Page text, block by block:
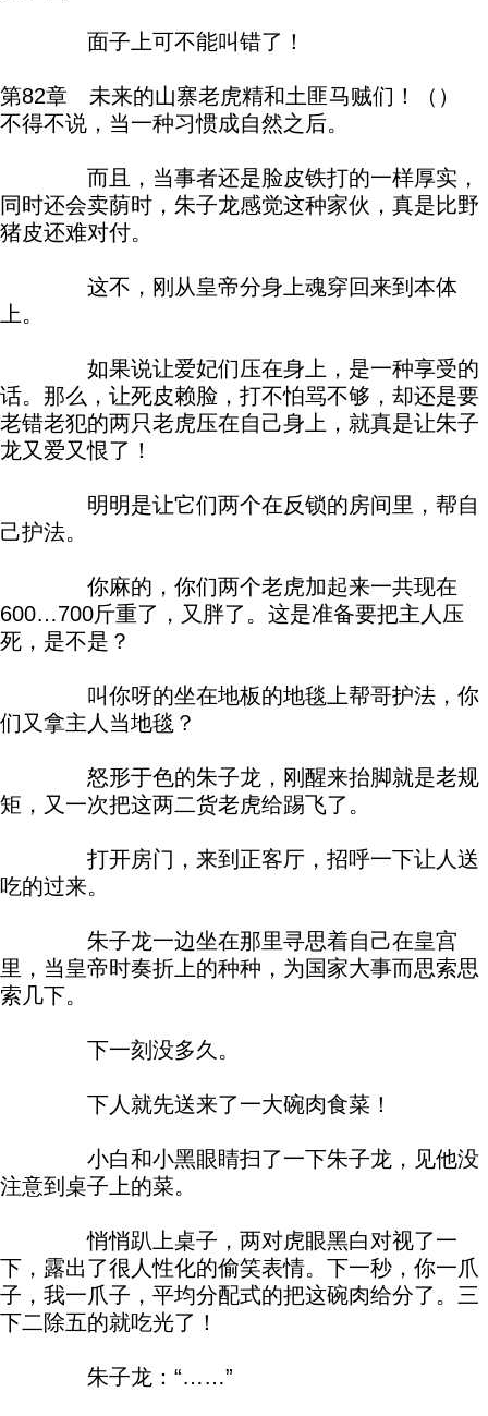
面子上可不能叫错了！
第82章 未来的山寨老虎精和土匪马贼们！（）
不得不说，当一种习惯成自然之后。
而且，当事者还是脸皮铁打的一样厚实，
同时还会卖荫时，朱子龙感觉这种家伙，真是比野
猪皮还难对付。
这不，刚从皇帝分身上魂穿回来到本体
上。
如果说让爱妃们压在身上，是一种享受的
话。那么，让死皮赖脸，打不怕骂不够，却还是要
老错老犯的两只老虎压在自己身上，就真是让朱子
龙又爱又恨了！
明明是让它们两个在反锁的房间里，帮自
己护法。
你麻的，你们两个老虎加起来一共现在
600…700斤重了，又胖了。这是准备要把主人压
死，是不是？
叫你呀的坐在地板的地毯上帮哥护法，你
们又拿主人当地毯？
怒形于色的朱子龙，刚醒来抬脚就是老规
矩，又一次把这两二货老虎给踢飞了。
打开房门，来到正客厅，招呼一下让人送
吃的过来。
朱子龙一边坐在那里寻思着自己在皇宫
里，当皇帝时奏折上的种种，为国家大事而思索思
索几下。
下一刻没多久。
下人就先送来了一大碗肉食菜！
小白和小黑眼睛扫了一下朱子龙，见他没
注意到桌子上的菜。
悄悄趴上桌子，两对虎眼黑白对视了一
下，露出了很人性化的偷笑表情。下一秒，你一爪
子，我一爪子，平均分配式的把这碗肉给分了。三
下二除五的就吃光了！
朱子龙：“……”